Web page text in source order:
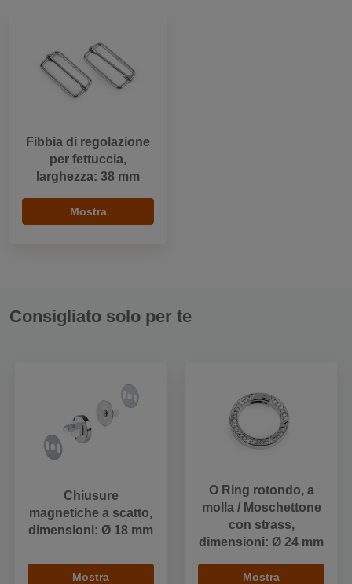
Fibbia di regolazione
per fettuccia,
larghezza: 38 mm
Mostra
Consigliato solo per te
Chiusure
magnetiche a scatto,
dimensioni: Ø 18 mm
Mostra
O Ring rotondo, a
molla / Moschettone
con strass,
dimensioni: Ø 24 mm
Mostra